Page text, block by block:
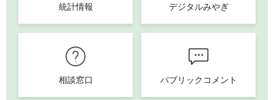
統計情報 デジタルみやぎ
相談窓口 パブリックコメント